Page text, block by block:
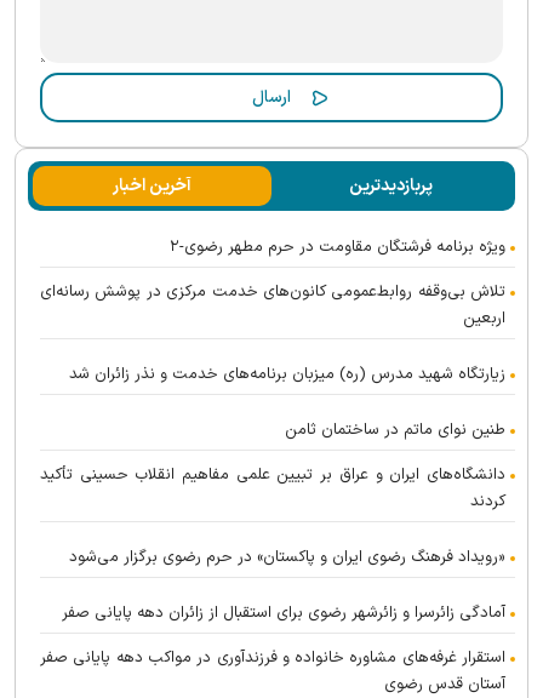
پربازدیدترین آخرین اخبار
ویژه برنامه فرشتگان مقاومت در حرم مطهر رضوی-۲
تلاش بی‌وقفه روابط‌عمومی کانون‌های خدمت مرکزی در پوشش رسانه‌ای
اربعین
زیارتگاه شهید مدرس (ره) میزبان برنامه‌های خدمت و نذر زائران شد
طنین نوای ماتم در ساختمان ثامن
دانشگاه‌های ایران و عراق بر تبیین علمی مفاهیم انقلاب حسینی تأکید
کردند
«رویداد فرهنگ رضوی ایران و پاکستان» در حرم رضوی برگزار می‌شود
آمادگی زائرسرا و زائرشهر رضوی برای استقبال از زائران دهه پایانی صفر
استقرار غرفه‌های مشاوره خانواده و فرزندآوری در مواکب دهه پایانی صفر
آستان قدس رضوی